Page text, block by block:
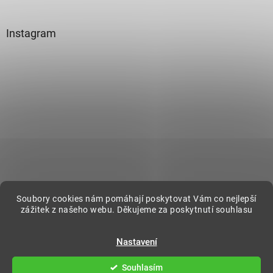
Soubory cookies nám pomáhají poskytovat Vám co nejlepší
zážitek z našeho webu. Děkujeme za poskytnutí souhlasu
Nastavení
Souhlasím
Instagram
DecorOnline. Všechna práva vyhrazena.